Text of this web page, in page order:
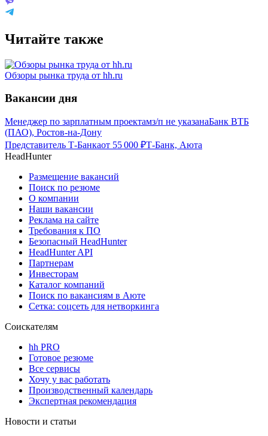
Читайте также
Обзоры рынка труда от hh.ru
Вакансии дня
Менеджер по зарплатным проектамз/п не указанаБанк ВТБ
(ПАО), Ростов-на-Дону
Представитель Т-Банкаот 55 000 ₽Т-Банк, Аюта
HeadHunter
Размещение вакансий
Поиск по резюме
О компании
Наши вакансии
Реклама на сайте
Требования к ПО
Безопасный HeadHunter
HeadHunter API
Партнерам
Инвесторам
Каталог компаний
Поиск по вакансиям в Аюте
Сетка: соцсеть для нетворкинга
Соискателям
hh PRO
Готовое резюме
Все сервисы
Хочу у вас работать
Производственный календарь
Экспертная рекомендация
Новости и статьи